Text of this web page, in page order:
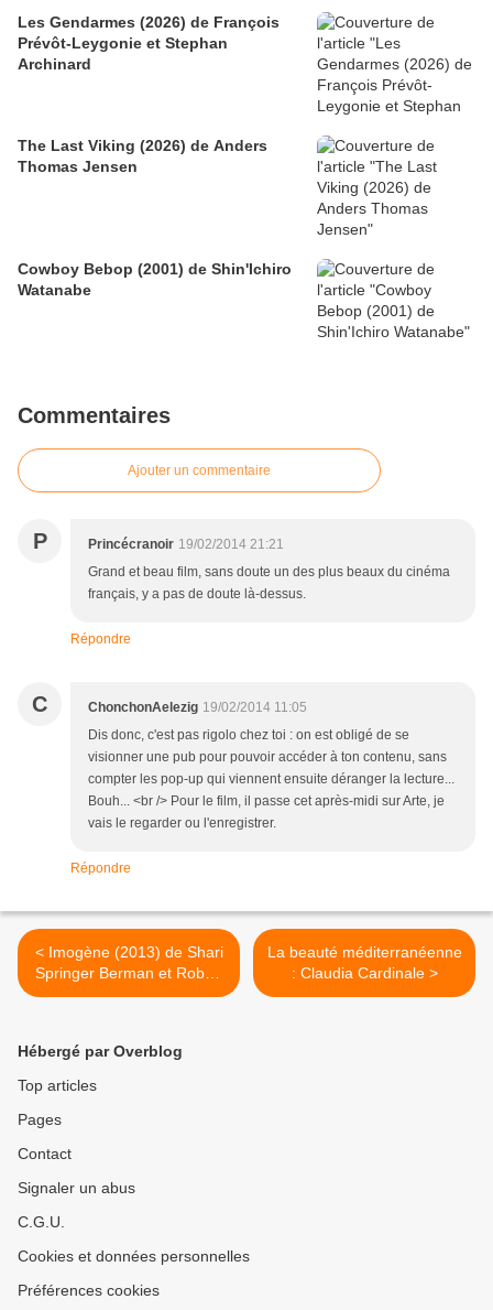
Les Gendarmes (2026) de François
Prévôt-Leygonie et Stephan
Archinard
The Last Viking (2026) de Anders
Thomas Jensen
Cowboy Bebop (2001) de Shin'Ichiro
Watanabe
Commentaires
Ajouter un commentaire
P Princécranoir 19/02/2014 21:21
Grand et beau film, sans doute un des plus beaux du cinéma
français, y a pas de doute là-dessus.
Répondre
C ChonchonAelezig 19/02/2014 11:05
Dis donc, c'est pas rigolo chez toi : on est obligé de se
visionner une pub pour pouvoir accéder à ton contenu, sans
compter les pop-up qui viennent ensuite déranger la lecture...
Bouh... <br /> Pour le film, il passe cet après-midi sur Arte, je
vais le regarder ou l'enregistrer.
Répondre
< Imogène (2013) de Shari
Springer Berman et Robert
Pulcini
La beauté méditerranéenne
: Claudia Cardinale >
Hébergé par Overblog
Top articles
Pages
Contact
Signaler un abus
C.G.U.
Cookies et données personnelles
Préférences cookies